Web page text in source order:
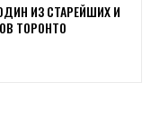
ОДИН ИЗ СТАРЕЙШИХ И
ТОРОНТО